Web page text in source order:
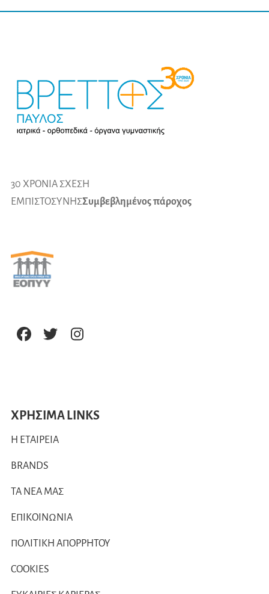
30 ΧΡΟΝΙΑ ΣΧΕΣΗ
ΕΜΠΙΣΤΟΣΥΝΗΣΣυμβεβλημένος πάροχος
ΧΡΗΣΙΜΑ LINKS
Η ΕΤΑΙΡΕΙΑ
BRANDS
ΤΑ ΝΕΑ ΜΑΣ
ΕΠΙΚΟΙΝΩΝΙΑ
ΠΟΛΙΤΙΚΗ ΑΠΟΡΡΗΤΟΥ
COOKIES